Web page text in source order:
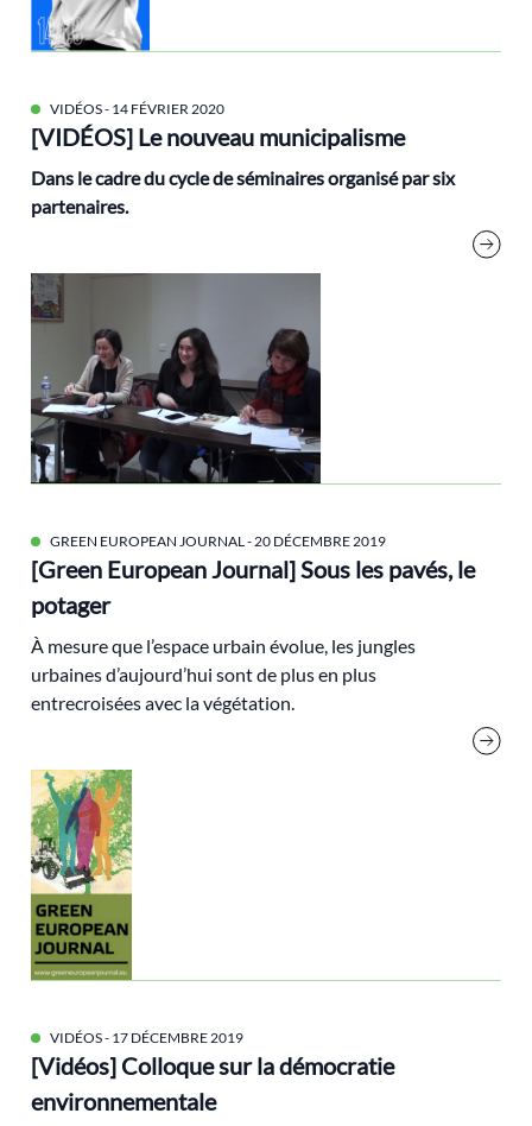
VIDÉOS- 14 FÉVRIER 2020
[VIDÉOS] Le nouveau municipalisme
Dans le cadre du cycle de séminairesorganisé par six
partenaires.
GREEN EUROPEAN JOURNAL- 20 DÉCEMBRE 2019
[Green European Journal] Sous les pavés, le
potager
À mesure que l’espace urbain évolue, les jungles
urbaines d’aujourd’hui sont de plus en plus
entrecroisées avec la végétation.
VIDÉOS- 17 DÉCEMBRE 2019
[Vidéos] Colloque sur la démocratie
environnementale
Larrère Catherine
Legislatives
Les Verts
lieux
Littérature
Malbouffe
Marches Climat
métropoles
mobilités
modes de vie
municipales
Nature
Nouveau Front Populaire
Nucléaire
numérique
Pacifisme
pacte vert
paris
Périurbain
PIB
plan de relance
Positive Tour
post-croissance
post-urbain